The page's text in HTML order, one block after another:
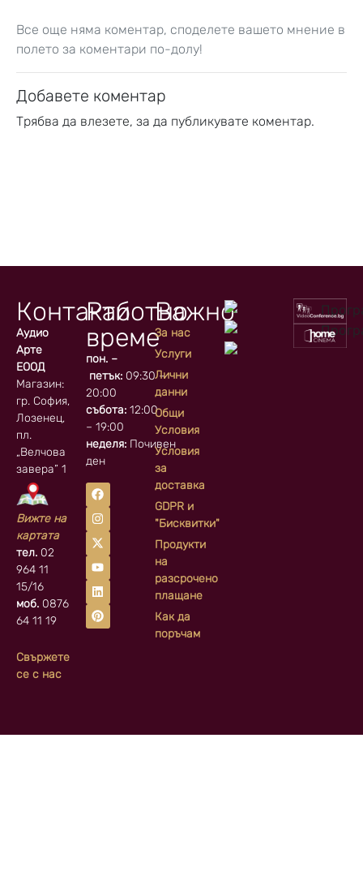
Все още няма коментар, споделете вашето мнение в
полето за коментари по-долу!
Добавете коментар
Трябва да влезете, за да публикувате коментар.
Контакти
Аудио
Арте
ЕООД
Магазин:
гр. София, кв.
Лозенец,
пл.
„Велчова
завера” 1
Вижте на
картата
тел. 02
964 11
15/16
моб. 0876
64 11 19
Свържете
се с нас
Работно
време
пон. –
петък:09:30 –
20:00
събота:12:00
– 19:00
неделя:Почивен
ден
Важно
За нас
Услуги
Лични
данни
Общи
Условия
Условия
за
доставка
GDPR и
"Бисквитки"
Продукти
на
разсрочено
плащане
Как да
поръчам